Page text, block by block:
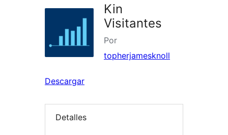
Kin
Visitantes
Por
topherjamesknoll
Descargar
Detalles